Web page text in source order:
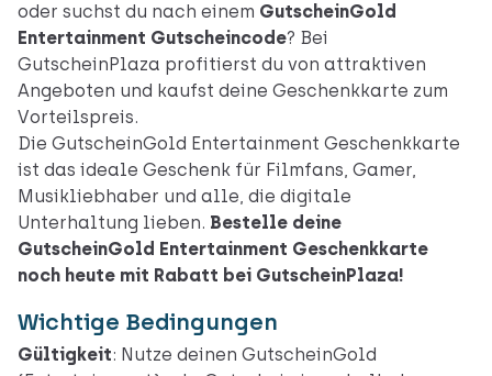
oder suchst du nach einem GutscheinGold
Entertainment Gutscheincode? Bei
GutscheinPlaza profitierst du von attraktiven
Angeboten und kaufst deine Geschenkkarte zum
Vorteilspreis.
Die GutscheinGold Entertainment Geschenkkarte
ist das ideale Geschenk für Filmfans, Gamer,
Musikliebhaber und alle, die digitale
Unterhaltung lieben. Bestelle deine
GutscheinGold Entertainment Geschenkkarte
noch heute mit Rabatt bei GutscheinPlaza!
Wichtige Bedingungen
Gültigkeit: Nutze deinen GutscheinGold